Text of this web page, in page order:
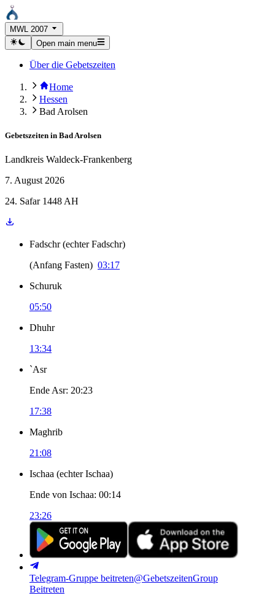
MWL 2007
Open main menu
Über die Gebetszeiten
Home
Hessen
Bad Arolsen
Gebetszeiten in Bad Arolsen
Landkreis Waldeck-Frankenberg
7. August 2026
24. Safar 1448 AH
Fadschr (echter Fadschr)
(Anfang Fasten) 03:17
Schuruk
05:50
Dhuhr
13:34
`Asr
Ende Asr: 20:23
17:38
Maghrib
21:08
Ischaa (echter Ischaa)
Ende von Ischaa: 00:14
23:26
Telegram-Gruppe beitreten@GebetszeitenGroup
Beitreten